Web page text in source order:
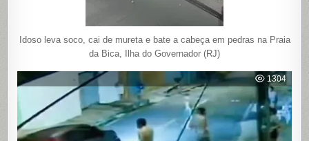
Idoso leva soco, cai de mureta e bate a cabeça em pedras na Praia
da Bica, Ilha do Governador (RJ)
1304